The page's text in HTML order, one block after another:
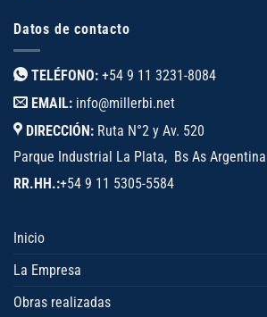
Datos de contacto
TELÉFONO: +54 9 11 3231-8084
EMAIL: info@millerbi.net
DIRECCIÓN: Ruta N°2 y Av. 520
Parque Industrial La Plata, Bs As Argentina
RR.HH.:+54 9 11 5305-5584
Inicio
La Empresa
Obras realizadas